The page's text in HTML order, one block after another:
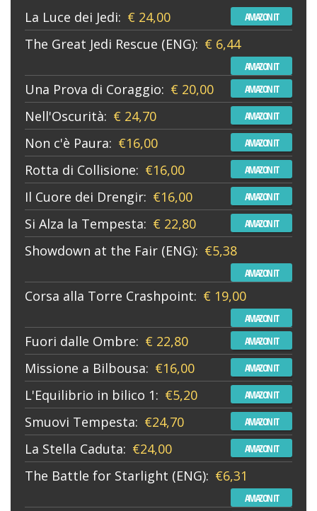
La Luce dei Jedi: € 24,00 AMAZON IT
The Great Jedi Rescue (ENG): € 6,44
AMAZON IT
Una Prova di Coraggio: € 20,00 AMAZON IT
Nell'Oscurità: € 24,70 AMAZON IT
Non c'è Paura: €16,00 AMAZON IT
Rotta di Collisione: €16,00 AMAZON IT
Il Cuore dei Drengir: €16,00 AMAZON IT
Si Alza la Tempesta: € 22,80 AMAZON IT
Showdown at the Fair (ENG): €5,38
AMAZON IT
Corsa alla Torre Crashpoint: € 19,00
AMAZON IT
Fuori dalle Ombre: € 22,80 AMAZON IT
Missione a Bilbousa: €16,00 AMAZON IT
L'Equilibrio in bilico 1: €5,20 AMAZON IT
Smuovi Tempesta: €24,70 AMAZON IT
La Stella Caduta: €24,00 AMAZON IT
The Battle for Starlight (ENG): €6,31
AMAZON IT